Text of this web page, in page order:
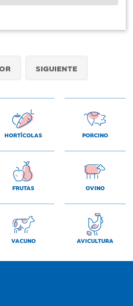
SIGUIENTE
HORTÍCOLAS PORCINO
FRUTAS OVINO
VACUNO AVICULTURA